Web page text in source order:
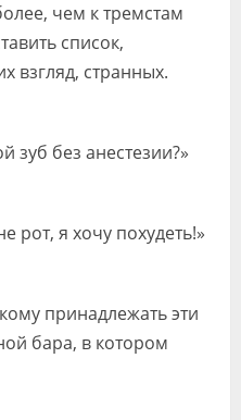
чем к тремстам
список,
взгляд, странных.
зуб без анестезии?»
рот, я хочу похудеть!»
принадлежать эти
бара, в котором